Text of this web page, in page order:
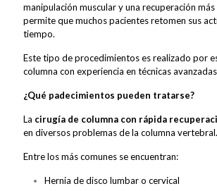
manipulación muscular y una recuperación
permite que muchos pacientes retomen sus
tiempo.
Este tipo de procedimientos es realizado por
columna con experiencia en técnicas
¿Qué padecimientos pueden tratarse?
La cirugía de columna con rápida
en diversos problemas de la columna vertebral.
Entre los más comunes se encuentran:
Hernia de disco lumbar o cervical